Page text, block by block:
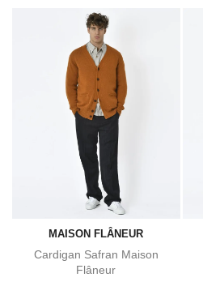
MAISON FLÂNEUR
Cardigan Safran Maison
Flâneur